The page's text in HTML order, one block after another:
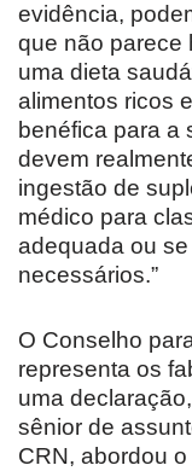
evidência,
que não parece
uma dieta
alimentos ricos
benéfica para a
devem
ingestão de
médico para
adequada ou
necessários.”
O Conselho
representa os
uma
sênior de
CRN, abordou